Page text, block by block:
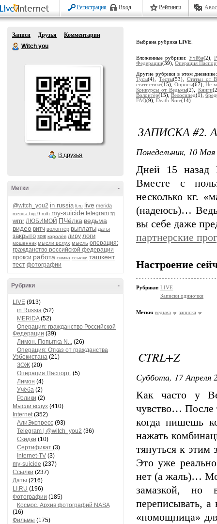
Регистрация Вход Рейтинги
Записи Друзья
Комментарии
Witch you
В друзья
-
Метки
@witch_you2 in russia li.ru live merida
merida big 9 mtb my-suicide telegram tg
wmr ЛЮБИМОЙ ПЧёлка ведьма
видео витч волонтёр выплаты даты
закрыто зож королёв лиру логи
мошенник мысли вслух мысль операция:
гражданство российской федерации
прокси работа симка ссылки ташкент
тест фотографии
-
Рубрики
LIVE (913)
in Russia (52)
MERIDA(52)
Операция: гражданство Российской
Федерации (39)
Лимон. Попытка N... (26)
Операция: Отказ от гражданства
Узбекистана (21)
ЗОЖ (20)
Операция Паспорт. (5)
Лимон (4)
Учёба (2)
Ролики (2)
Мысли вслух (410)
Internet(352)
АлиЭкспресс (93)
Telegram | @witch_you2 (36)
Скидки (10)
Сертификат (3)
Internet-TV (3)
my-suicide (237)
Ссылки (237)
Даты (216)
LI.RU (196)
Фотографии (185)
Космос. Архив фотографий NASA
(16)
Фильмы (175)
Выбрана рубрика LIVE
Вложенные рубрики: Учёба(2),
Федерации(39), Операция
Другие рубрики в этом
Тусы(4), Тесты(53), Статьи от
статистике(15), Опросы(67),Не
Конкурсы от Ведьмы(2), Книги
Волонтёр(15),Велосипед(1),бред
FAQ(9), Death Note(14)
ЗАПИСКА #2.
Понедельник, 10
Дней 15 назад
Вместе с
несколько кг.
(надеюсь)…
вы себе даже
партнерские
Настроение
Рубрики: LIVE
Записки одиночки
Метки: ведьма записка
CTRL+Z
Суббота, 17 Апреля
Как часто у
чувство… После
когда пишешь
нажать
тянуться к
Это уже
нет (а жаль)…
замазкой, но
переписывать, а
«помощница»